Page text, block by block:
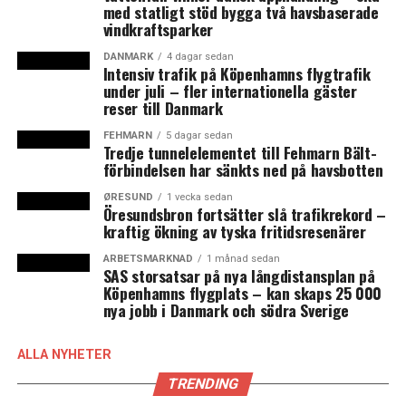
Hur ska medarbetare lockas tillbaka till kontoren?
– Jag tror generellt att det individuella blir viktigare,
och inte bara gå på trender. I Stockholm sålde kontoren
sig själva innan pandemin, det var så låg vakansgrad att
det var problematiskt. Det byggdes mer och mer och allt
sämre kontor, kontor som jag inte skulle råda någon att
flytta in i. Ingen trivsamhet, ingen attraktion och ingen
mångfald, säger hon och fortsätter:
– Man pratar om att få en melting pot i nya stadsdelar,
men uppnår inte det om man bygger många likadana
höga kontorshus som omöjliggör solljus i gaturummet.
Jag vet företag som väljer bort dessa kontorsstadsdelar
för att de är tråkiga, det finns ingen småskalighet. När
det blir lågkonjunktur eller osäkerhet är det kvalitet
som fungerar, nya kontorsstadsdelar kommer att få
med statligt stöd bygga två havsbaserade
vindkraftsparker
DANMARK 4 dagar sedan
Intensiv trafik på Köpenhamns flygtrafik
under juli – fler internationella gäster
reser till Danmark
FEHMARN 5 dagar sedan
Tredje tunnelelementet till Fehmarn Bält-
förbindelsen har sänkts ned på havsbotten
ØRESUND 1 vecka sedan
Öresundsbron fortsätter slå trafikrekord –
kraftig ökning av tyska fritidsresenärer
ARBETSMARKNAD 1 månad sedan
SAS storsatsar på nya långdistansplan på
Köpenhamns flygplats – kan skaps 25 000
nya jobb i Danmark och södra Sverige
ALLA NYHETER
TRENDING